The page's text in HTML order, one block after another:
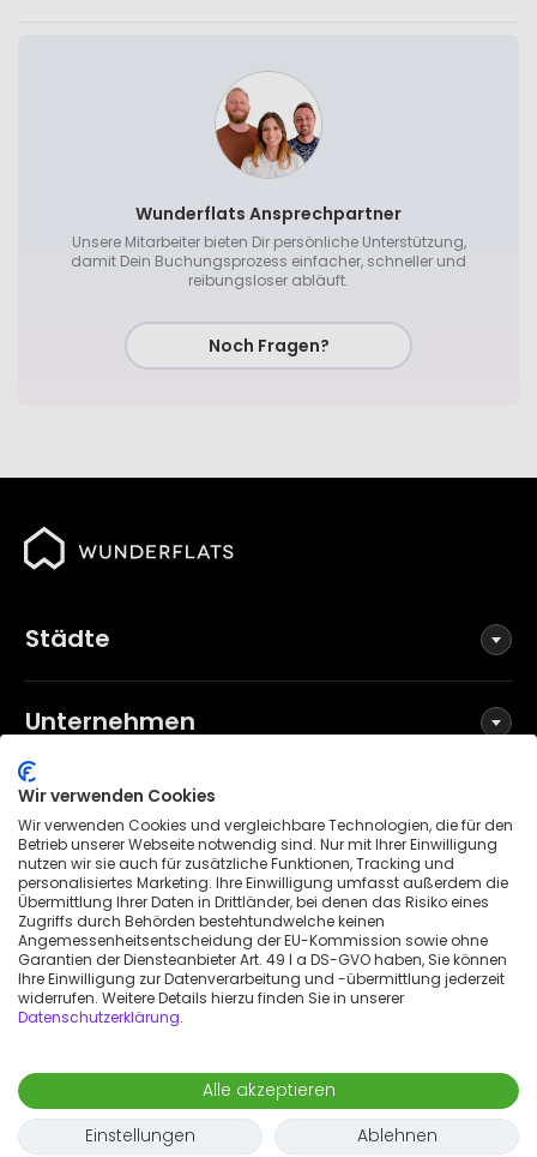
1.700 €
Aug. 7
- Auszug
Anfrage
Wunderflats Ansprechpartner
Unsere Mitarbeiter bieten Dir persönliche Unterstützung,
damit Dein Buchungsprozess einfacher, schneller und
reibungsloser abläuft.
Noch Fragen?
Städte
Unternehmen
Social Media
Allgemeine Geschäftsbedingungen
Datenschutzerklärung
Impressum
Patenthinweis
© 2026 Wunderflats GmbH
Wir verwenden Cookies
Wir verwenden Cookies und vergleichbare Technologien, die für den
Betrieb unserer Webseite notwendig sind. Nur mit Ihrer Einwilligung
nutzen wir sie auch für zusätzliche Funktionen, Tracking und
personalisiertes Marketing. Ihre Einwilligung umfasst außerdem die
Übermittlung Ihrer Daten in Drittländer, bei denen das Risiko eines
Zugriffs durch Behörden bestehtundwelche keinen
Angemessenheitsentscheidung der EU-Kommission sowie ohne
Garantien der Diensteanbieter Art. 49 I a DS-GVO haben, Sie können
Ihre Einwilligung zur Datenverarbeitung und -übermittlung jederzeit
widerrufen. Weitere Details hierzu finden Sie in unserer
Datenschutzerklärung.
Alle akzeptieren
Einstellungen
Ablehnen